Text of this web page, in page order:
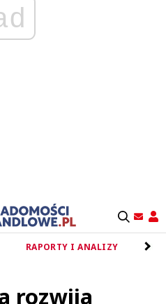
RAPORTY I ANALIZY
rozwija